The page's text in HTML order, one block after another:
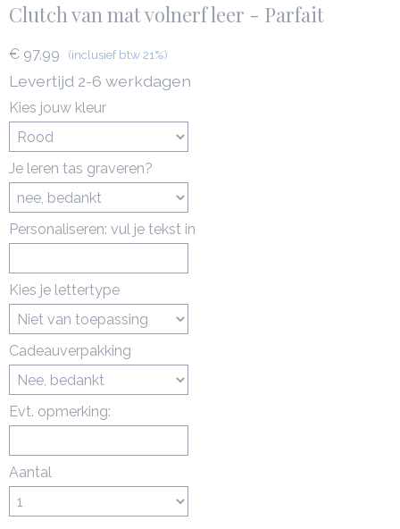
Clutch van mat volnerf leer - Parfait
€ 97,99 (inclusief btw 21%)
Levertijd 2-6 werkdagen
Kies jouw kleur
Je leren tas graveren?
Personaliseren: vul je tekst in
Kies je lettertype
Cadeauverpakking
Evt. opmerking:
Aantal